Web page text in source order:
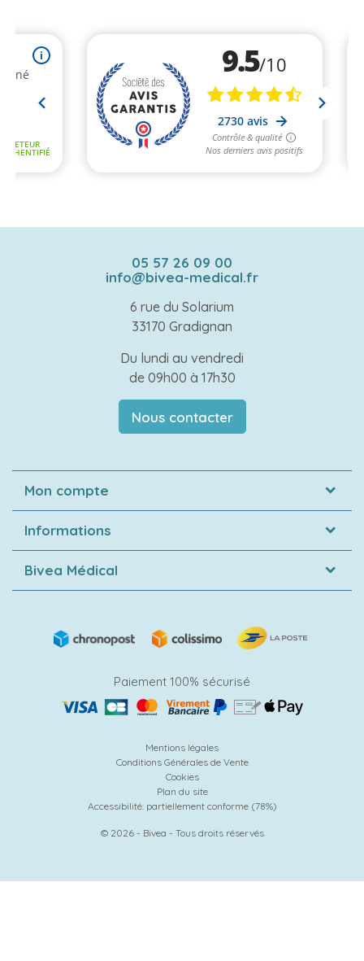
05 57 26 09 00
info@bivea-medical.fr
6 rue du Solarium
33170 Gradignan
Du lundi au vendredi
de 09h00 à 17h30
Nous contacter
Mon compte
Informations
Bivea Médical
Paiement 100% sécurisé
Mentions légales
Conditions Générales de Vente
Cookies
Plan du site
Accessibilité: partiellement conforme (78%)
© 2026 - Bivea - Tous droits réservés